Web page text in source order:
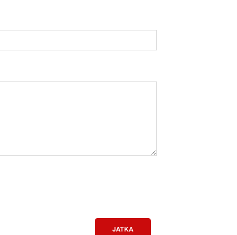
JATKA